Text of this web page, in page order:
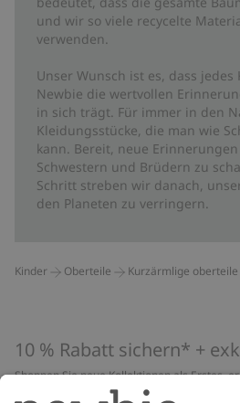
und wir so viele recycelte
verwenden.
Unser Wunsch ist es, dass jedes
Newbie die wertvollen
in sich trägt. Für immer in den
Kleidungsstücke, die man wie
kann. Bereit, neue
Schwestern und Brüdern zu
Schritt streben wir danach,
den Planeten zu verringern.
Kinder Oberteile Kurzärmlige oberteile
10 % Rabatt sichern* +
Shoppen Sie neue Kollektionen als Erstes,
Guides und profitieren Sie von exklusiven